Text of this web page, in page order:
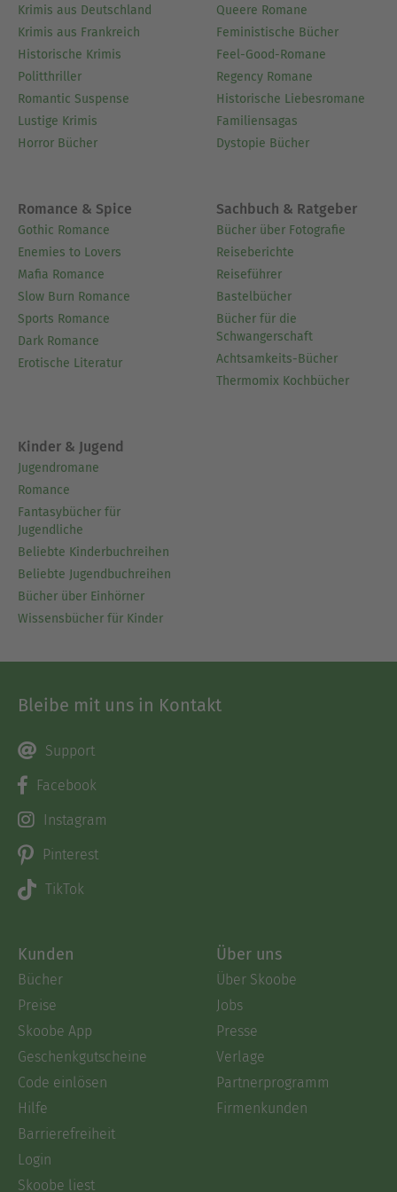
Krimis aus Deutschland
Krimis aus Frankreich
Historische Krimis
Politthriller
Romantic Suspense
Lustige Krimis
Horror Bücher
Queere Romane
Feministische Bücher
Feel-Good-Romane
Regency Romane
Historische Liebesromane
Familiensagas
Dystopie Bücher
Romance & Spice
Gothic Romance
Enemies to Lovers
Mafia Romance
Slow Burn Romance
Sports Romance
Dark Romance
Erotische Literatur
Sachbuch & Ratgeber
Bücher über Fotografie
Reiseberichte
Reiseführer
Bastelbücher
Bücher für die
Schwangerschaft
Achtsamkeits-Bücher
Thermomix Kochbücher
Kinder & Jugend
Jugendromane
Romance
Fantasybücher für
Jugendliche
Beliebte Kinderbuchreihen
Beliebte Jugendbuchreihen
Bücher über Einhörner
Wissensbücher für Kinder
Bleibe mit uns in Kontakt
Support
Facebook
Instagram
Pinterest
TikTok
Kunden
Bücher
Preise
Skoobe App
Geschenkgutscheine
Code einlösen
Hilfe
Barrierefreiheit
Login
Skoobe liest
Über uns
Über Skoobe
Jobs
Presse
Verlage
Partnerprogramm
Firmenkunden